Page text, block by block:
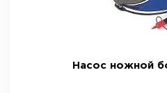
Насос ножной